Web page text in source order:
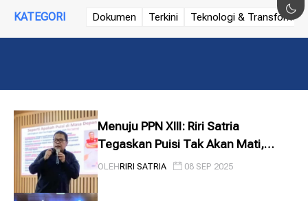
KATEGORI Dokumen Terkini Teknologi &
Menuju PPN XIII: Riri Satria
Tegaskan Puisi Tak Akan Mati,
Melainkan Berevolusi
OLEHRIRI SATRIA 08 SEP 2025